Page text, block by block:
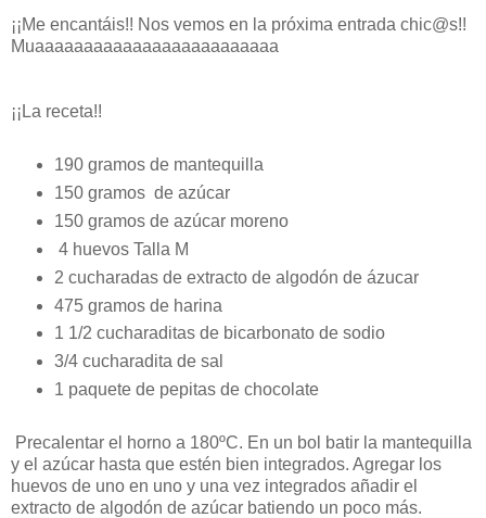
¡¡Me encantáis!! Nos vemos en la próxima entrada chic@s!!
Muaaaaaaaaaaaaaaaaaaaaaaaaa
¡¡La receta!!
190 gramos de mantequilla
150 gramos de azúcar
150 gramos de azúcar moreno
4 huevos Talla M
2 cucharadas de extracto de algodón de ázucar
475 gramos de harina
1 1/2 cucharaditas de bicarbonato de sodio
3/4 cucharadita de sal
1 paquete de pepitas de chocolate
Precalentar el horno a 180ºC. En un bol batir la mantequilla
y el azúcar hasta que estén bien integrados. Agregar los
huevos de uno en uno y una vez integrados añadir el
extracto de algodón de azúcar batiendo un poco más.